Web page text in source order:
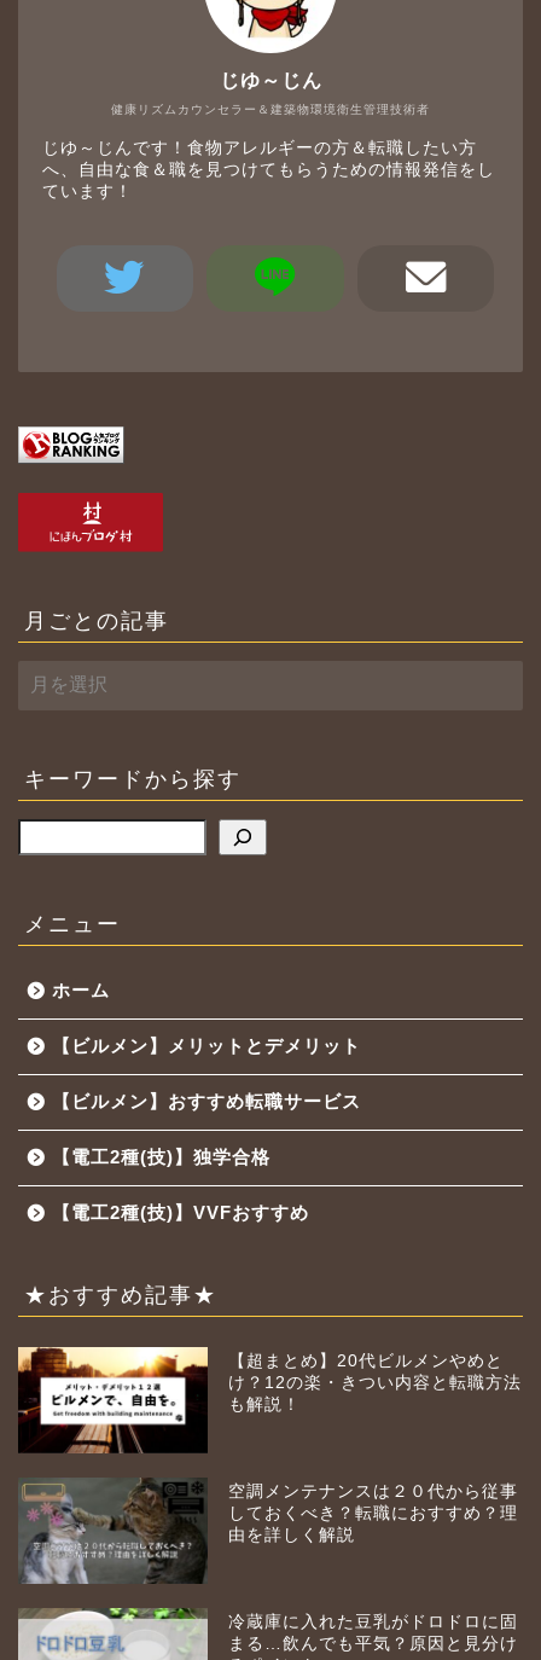
健康リズムカウンセラー＆建築物環境衛生管理技術者
じゆ～じん
じゆ～じんです！食物アレルギーの方＆転職したい方
へ、自由な食＆職を見つけてもらうための情報発信をし
ています！
月ごとの記事
ご
記
事
キーワードから探す
メニュー
ホーム
【ビルメン】メリットとデメリット
【ビルメン】おすすめ転職サービス
【電工2種(技)】独学合格
【電工2種(技)】VVFおすすめ
★おすすめ記事★
【超まとめ】20代ビルメンやめと
け？12の楽・きつい内容と転職方法
も解説！
空調メンテナンスは２０代から従事
しておくべき？転職におすすめ？理
由を詳しく解説
冷蔵庫に入れた豆乳がドロドロに固
まる…飲んでも平気？原因と見分け